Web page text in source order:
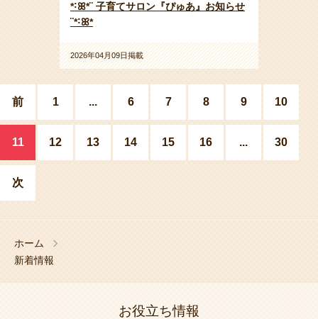
*˸ꕤ*¨ 子育てサロン『ぴゅあ』お知らせ
¨*˸ꕤ*
2026年04月09日掲載
前 1 ... 6 7 8 9 10
11 12 13 14 15 16 ... 30
次
ホーム
新着情報
お役立ち情報